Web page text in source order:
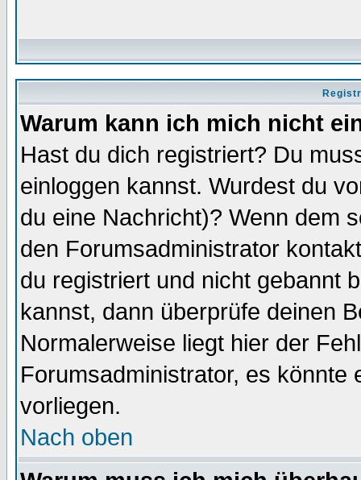
Warum kann ich mich nicht
Hast du dich registriert? Du
einloggen kannst. Wurdest du
du eine Nachricht)? Wenn dem
den Forumsadministrator
du registriert und nicht gebannt
kannst, dann überprüfe deinen
Normalerweise liegt hier der
Forumsadministrator, es könnte
vorliegen.
Nach oben